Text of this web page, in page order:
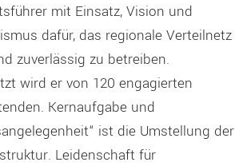
mit Einsatz, Vision und
dafür, das regionale Verteilnetz
zuverlässig zu betreiben.
wird er von 120 engagierten
Kernaufgabe und
ist die Umstellung der
Leidenschaft für